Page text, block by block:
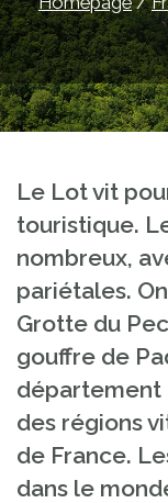
Le Lot vit
touristique.
nombreux,
pariétales.
Grotte du
gouffre de
département
des régions
de France.
dans le